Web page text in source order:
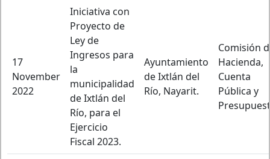
17
November
2022
Iniciativa con
Proyecto de
Ley de
Ingresos para
la
municipalidad
de Ixtlán del
Río, para el
Ejercicio
Fiscal 2023.
Ayuntamiento
de Ixtlán del
Río, Nayarit.
Comisión
Hacienda,
Cuenta
Pública y